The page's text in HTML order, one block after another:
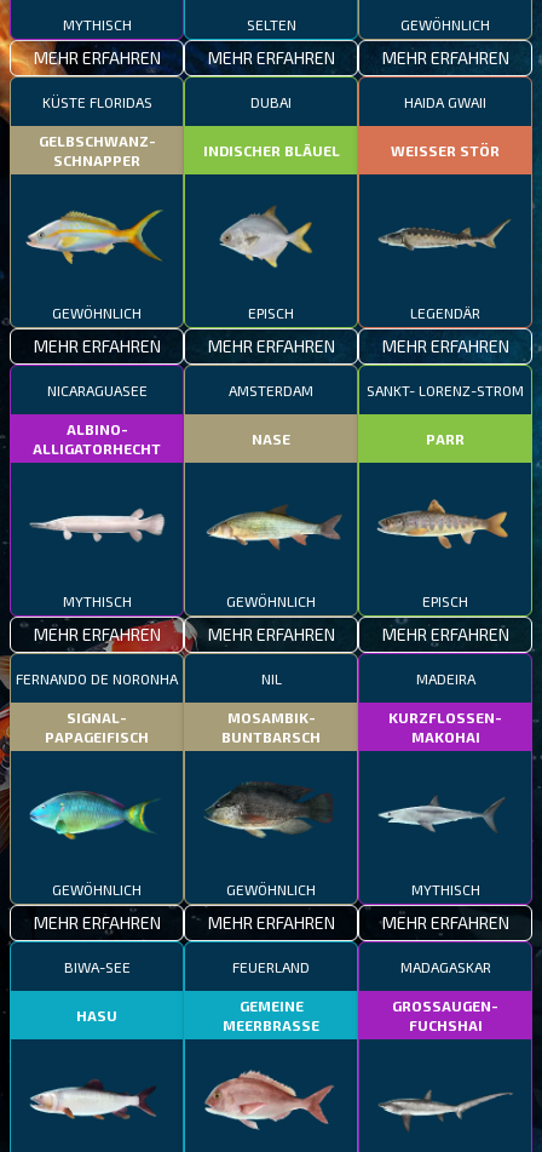
MYTHISCH
MEHR ERFAHREN
SELTEN
MEHR ERFAHREN
GEWÖHNLICH
MEHR ERFAHREN
KÜSTE FLORIDAS
GELBSCHWANZ-
SCHNAPPER
GEWÖHNLICH
MEHR ERFAHREN
DUBAI
INDISCHER BLÄUEL
EPISCH
MEHR ERFAHREN
HAIDA GWAII
WEISSER STÖR
LEGENDÄR
MEHR ERFAHREN
NICARAGUASEE
ALBINO-
ALLIGATORHECHT
MYTHISCH
MEHR ERFAHREN
AMSTERDAM
NASE
GEWÖHNLICH
MEHR ERFAHREN
SANKT- LORENZ-STROM
PARR
EPISCH
MEHR ERFAHREN
FERNANDO DE NORONHA
SIGNAL-
PAPAGEIFISCH
GEWÖHNLICH
MEHR ERFAHREN
NIL
MOSAMBIK-
BUNTBARSCH
GEWÖHNLICH
MEHR ERFAHREN
MADEIRA
KURZFLOSSEN-
MAKOHAI
MYTHISCH
MEHR ERFAHREN
BIWA-SEE
HASU
FEUERLAND
GEMEINE
MEERBRASSE
MADAGASKAR
GROSSAUGEN-
FUCHSHAI